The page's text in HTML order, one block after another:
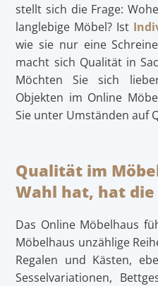
stellt sich die Frage:
langlebige Möbel? Ist
wie sie nur eine
macht sich Qualität in
Möchten Sie sich
Objekten im Online
Sie unter Umständen auf
Qualität im
Wahl hat, hat die
Das Online Möbelhaus
Möbelhaus unzählige
Regalen und Kästen,
Sesselvariationen,